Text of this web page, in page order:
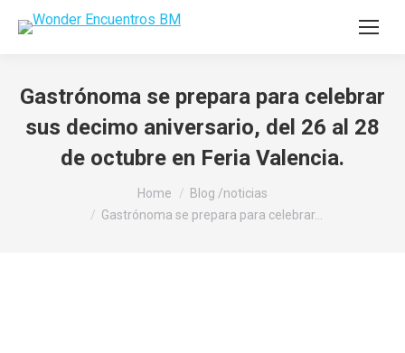
Gastrónoma se prepara para celebrar
sus decimo aniversario, del 26 al 28
de octubre en Feria Valencia.
Home
Blog /noticias
Gastrónoma se prepara para celebrar…